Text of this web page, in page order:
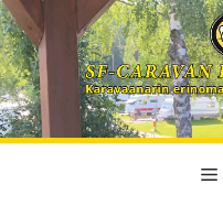
Siirry
sisältöön